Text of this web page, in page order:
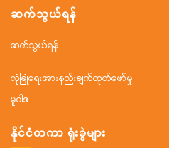
ဆက်သွယ်ရန်
ဆက်သွယ်ရန်
လုံခြုံရေးအားနည်းချက်ထုတ်ဖော်မှု
မူဝါဒ
နိုင်ငံတကာ ရုံးခွဲများ